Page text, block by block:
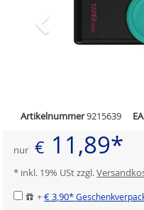
Artikelnummer9215639
nur € 11,89*
* inkl. 19% USt zzgl.
+€ 3,90*